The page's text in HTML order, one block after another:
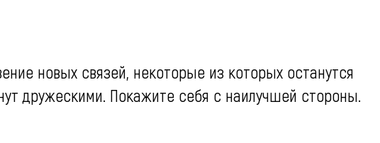
новых связей, некоторые из которых останутся
дружескими. Покажите себя с наилучшей стороны.